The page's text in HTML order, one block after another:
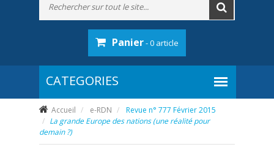
Panier- 0 article
Accueil e-RDN
Revue n° 777 Février 2015
La grande Europe des nations (une réalité pour
demain ?)